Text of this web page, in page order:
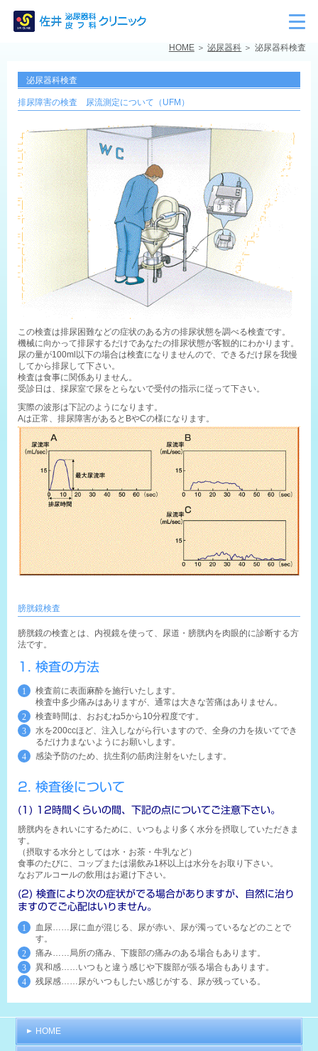
HOME 泌尿器科 泌尿器科検査
泌尿器科検査
排尿障害の検査 尿流測定について（UFM）
この検査は排尿困難などの症状のある方の排尿状態を調べる検査です。
機械に向かって排尿するだけであなたの排尿状態が客観的にわかります。
尿の量が100ml以下の場合は検査になりませんので、できるだけ尿を我慢
してから排尿して下さい。
検査は食事に関係ありません。
受診日は、採尿室で尿をとらないで受付の指示に従って下さい。
実際の波形は下記のようになります。
Aは正常、排尿障害があるとBやCの様になります。
膀胱鏡検査
膀胱鏡の検査とは、内視鏡を使って、尿道・膀胱内を肉眼的に診断する方
法です。
1. 検査の方法
検査前に表面麻酔を施行いたします。
検査中多少痛みはありますが、通常は大きな苦痛はありません。
検査時間は、おおむね5から10分程度です。
水を200ccほど、注入しながら行いますので、全身の力を抜いてでき
るだけ力まないようにお願いします。
感染予防のため、抗生剤の筋肉注射をいたします。
2. 検査後について
(1) 12時間くらいの間、下記の点についてご注意下さい。
膀胱内をきれいにするために、いつもより多く水分を摂取していただきま
す。
（摂取する水分としては水・お茶・牛乳など）
食事のたびに、コップまたは湯飲み1杯以上は水分をお取り下さい。
なおアルコールの飲用はお避け下さい。
(2) 検査により次の症状がでる場合がありますが、自然に治り
ますのでご心配はいりません。
血尿……尿に血が混じる、尿が赤い、尿が濁っているなどのことで
す。
痛み……局所の痛み、下腹部の痛みのある場合もあります。
異和感……いつもと違う感じや下腹部が張る場合もあります。
残尿感……尿がいつもしたい感じがする、尿が残っている。
HOME